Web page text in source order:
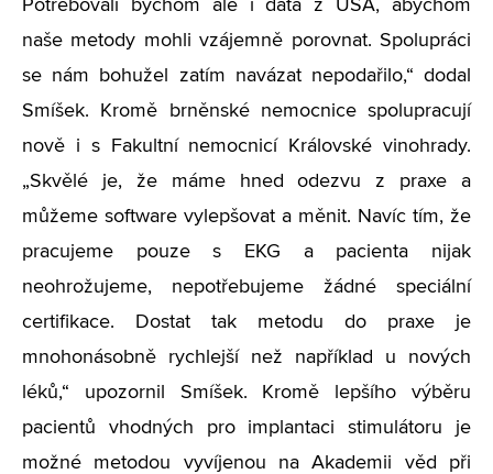
Potřebovali bychom ale i data z USA, abychom
naše metody mohli vzájemně porovnat. Spolupráci
se nám bohužel zatím navázat nepodařilo,“ dodal
Smíšek. Kromě brněnské nemocnice spolupracují
nově i s Fakultní nemocnicí Královské vinohrady.
„Skvělé je, že máme hned odezvu z praxe a
můžeme software vylepšovat a měnit. Navíc tím, že
pracujeme pouze s EKG a pacienta nijak
neohrožujeme, nepotřebujeme žádné speciální
certifikace. Dostat tak metodu do praxe je
mnohonásobně rychlejší než například u nových
léků,“ upozornil Smíšek. Kromě lepšího výběru
pacientů vhodných pro implantaci stimulátoru je
možné metodou vyvíjenou na Akademii věd při